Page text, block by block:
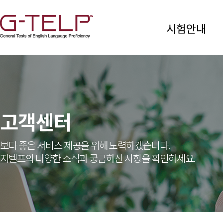
시험안내
고객센터
보다 좋은 서비스 제공을 위해 노력하겠습니다.
지텔프의 다양한 소식과 궁금하신 사항을 확인하세요.